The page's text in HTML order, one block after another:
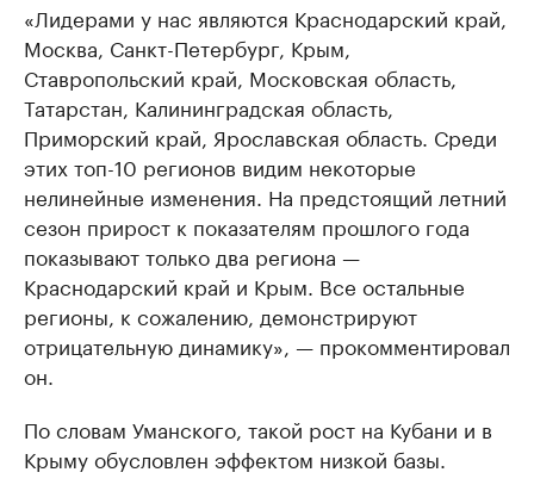
«Лидерами у нас являются Краснодарский край,
Москва, Санкт-Петербург, Крым,
Ставропольский край, Московская область,
Татарстан, Калининградская область,
Приморский край, Ярославская область. Среди
этих топ-10 регионов видим некоторые
нелинейные изменения. На предстоящий летний
сезон прирост к показателям прошлого года
показывают только два региона —
Краснодарский край и Крым. Все остальные
регионы, к сожалению, демонстрируют
отрицательную динамику», — прокомментировал
он.
По словам Уманского, такой рост на Кубани и в
Крыму обусловлен эффектом низкой базы.